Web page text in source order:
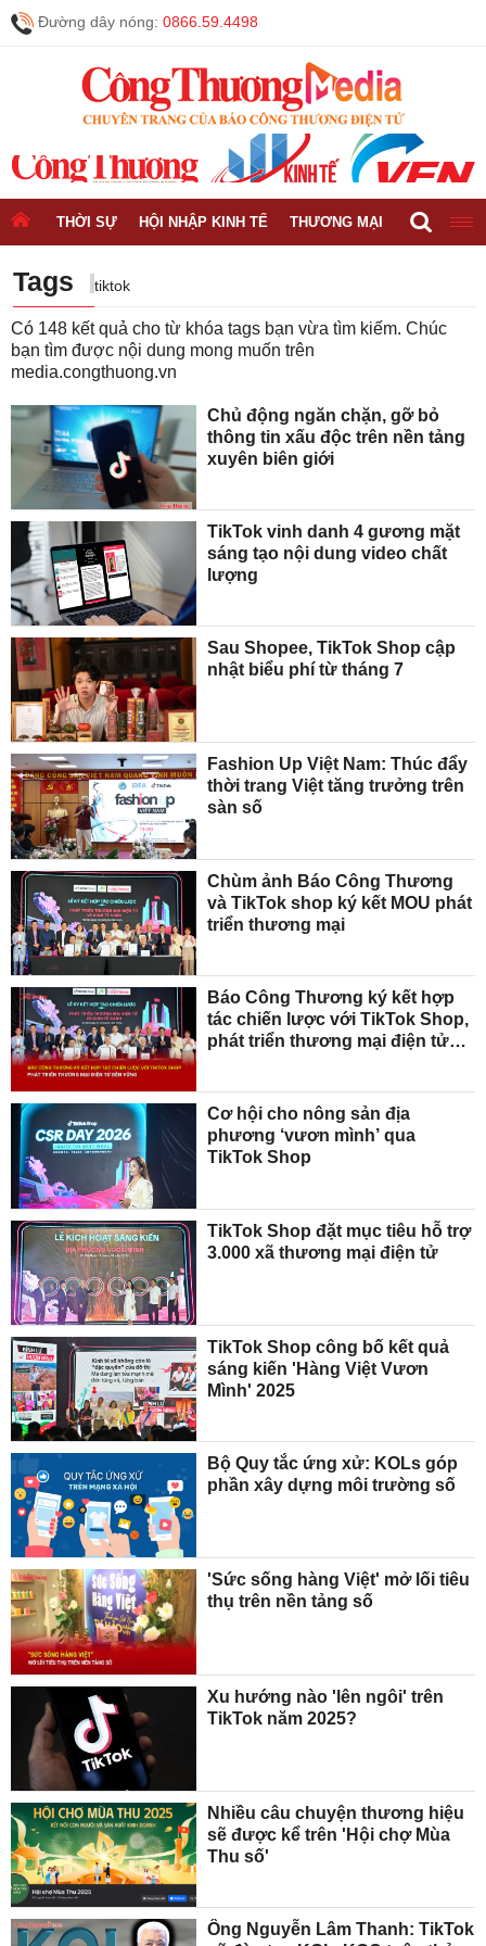
Đường dây nóng: 0866.59.4498
THỜI SỰ HỘI NHẬP KINH TẾ THƯƠNG MẠI CÔNG
Tags tiktok
Có 148 kết quả cho từ khóa tags bạn vừa tìm kiếm. Chúc
bạn tìm được nội dung mong muốn trên
media.congthuong.vn
Chủ động ngăn chặn, gỡ bỏ
thông tin xấu độc trên nền tảng
xuyên biên giới
TikTok vinh danh 4 gương mặt
sáng tạo nội dung video chất
lượng
Sau Shopee, TikTok Shop cập
nhật biểu phí từ tháng 7
Fashion Up Việt Nam: Thúc đẩy
thời trang Việt tăng trưởng trên
sàn số
Chùm ảnh Báo Công Thương
và TikTok shop ký kết MOU phát
triển thương mại
Báo Công Thương ký kết hợp
tác chiến lược với TikTok Shop,
phát triển thương mại điện tử
Cơ hội cho nông sản địa
phương ‘vươn mình’ qua
TikTok Shop
TikTok Shop đặt mục tiêu hỗ trợ
3.000 xã thương mại điện tử
TikTok Shop công bố kết quả
sáng kiến 'Hàng Việt Vươn
Mình' 2025
Bộ Quy tắc ứng xử: KOLs góp
phần xây dựng môi trường số
'Sức sống hàng Việt' mở lối tiêu
thụ trên nền tảng số
Xu hướng nào 'lên ngôi' trên
TikTok năm 2025?
Nhiều câu chuyện thương hiệu
sẽ được kể trên 'Hội chợ Mùa
Thu số'
Ông Nguyễn Lâm Thanh: TikTok